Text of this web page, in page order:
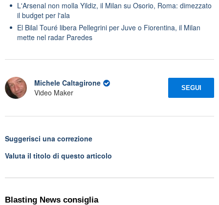
L'Arsenal non molla Yildiz, il Milan su Osorio, Roma: dimezzato
il budget per l'ala
El Bilal Touré libera Pellegrini per Juve o Fiorentina, il Milan
mette nel radar Paredes
Michele Caltagirone
Video Maker
SEGUI
Suggerisci una correzione
Valuta il titolo di questo articolo
Blasting News consiglia